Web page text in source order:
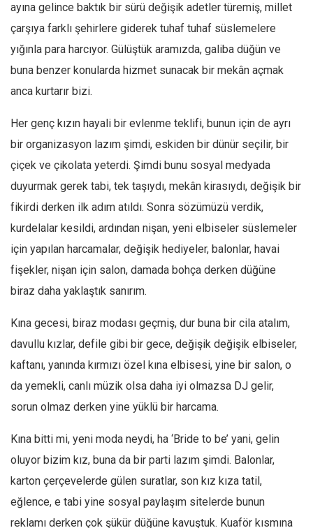
Gıda-Beslenme
Hayat
Türkiye
Avrupa
Asya
Afrika
Avustralya
Tarih
Düşünce
ayına gelince baktık bir sürü değişik adetler türemiş, millet
çarşıya farklı şehirlere giderek tuhaf tuhaf süslemelere
yığınla para harcıyor. Gülüştük aramızda, galiba düğün ve
buna benzer konularda hizmet sunacak bir mekân açmak
anca kurtarır bizi.
Her genç kızın hayali bir evlenme teklifi, bunun için de ayrı
bir organizasyon lazım şimdi, eskiden bir dünür seçilir, bir
çiçek ve çikolata yeterdi. Şimdi bunu sosyal medyada
duyurmak gerek tabi, tek taşıydı, mekân kirasıydı, değişik bir
fikirdi derken ilk adım atıldı. Sonra sözümüzü verdik,
kurdelalar kesildi, ardından nişan, yeni elbiseler süslemeler
için yapılan harcamalar, değişik hediyeler, balonlar, havai
fişekler, nişan için salon, damada bohça derken düğüne
biraz daha yaklaştık sanırım.
Kına gecesi, biraz modası geçmiş, dur buna bir cila atalım,
davullu kızlar, defile gibi bir gece, değişik değişik elbiseler,
kaftanı, yanında kırmızı özel kına elbisesi, yine bir salon, o
da yemekli, canlı müzik olsa daha iyi olmazsa DJ gelir,
sorun olmaz derken yine yüklü bir harcama.
Kına bitti mi, yeni moda neydi, ha ‘Bride to be’ yani, gelin
oluyor bizim kız, buna da bir parti lazım şimdi. Balonlar,
karton çerçevelerde gülen suratlar, son kız kıza tatil,
eğlence, e tabi yine sosyal paylaşım sitelerde bunun
reklamı derken çok şükür düğüne kavuştuk. Kuaför kısmına